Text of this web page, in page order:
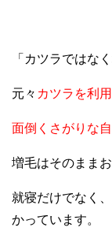
「カツラではな
元々 カツラを利
面倒くさがりな
増毛はそのまま
就寝だけでなく
かっています。